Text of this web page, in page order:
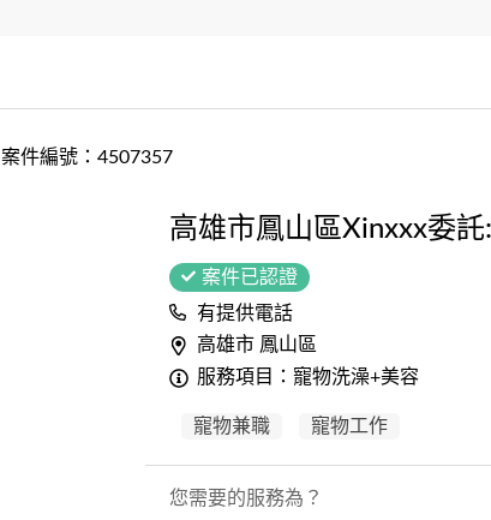
案件編號：4507357
高雄市鳳山區Xinxxx委
案件已認證
有提供電話
高雄市 鳳山區
服務項目：寵物洗澡+美容
寵物兼職 寵物工作
您需要的服務為？